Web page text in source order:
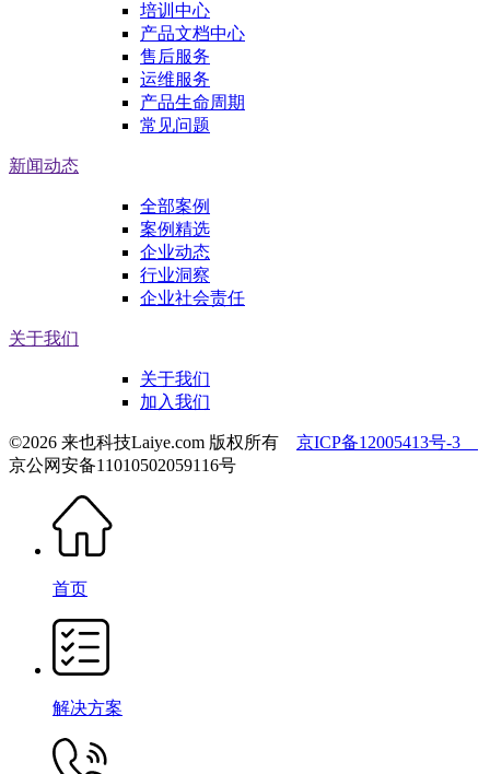
培训中心
产品文档中心
售后服务
运维服务
产品生命周期
常见问题
新闻动态
全部案例
案例精选
企业动态
行业洞察
企业社会责任
关于我们
关于我们
加入我们
©2026 来也科技Laiye.com 版权所有 京ICP备12005413号-3
京公网安备11010502059116号
首页
解决方案